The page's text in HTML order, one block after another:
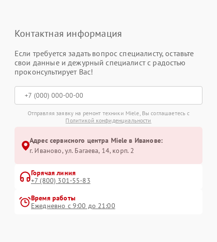
Контактная информация
Если требуется задать вопрос специалисту, оставьте
свои данные и дежурный специалист с радостью
проконсультирует Вас!
Отправляя заявку на ремонт техники Miele, Вы соглашаетесь с
Политикой конфиденциальности
Адрес сервисного центра Miele в Иванове:
г. Иваново, ул. Багаева, 14, корп. 2
Горячая линия
+7 (800) 301-55-83
Время работы
Ежедневно с 9:00 до 21:00